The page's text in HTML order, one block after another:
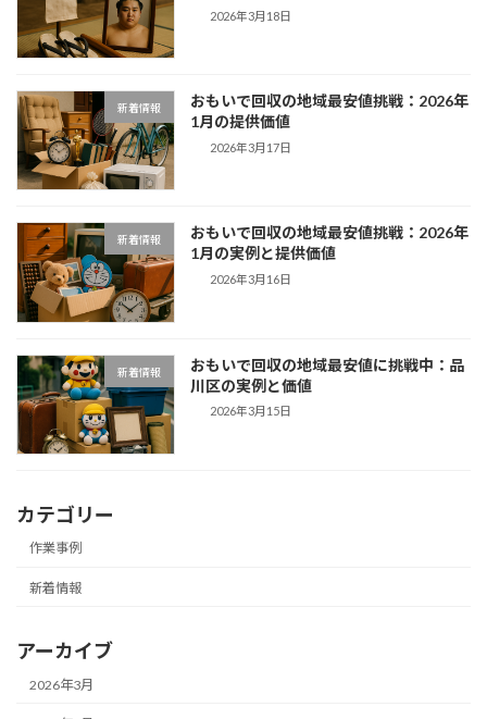
2026年3月18日
新着情報
おもいで回収の地域最安値挑戦：2026年
1月の提供価値
2026年3月17日
新着情報
おもいで回収の地域最安値挑戦：2026年
1月の実例と提供価値
2026年3月16日
新着情報
おもいで回収の地域最安値に挑戦中：品
川区の実例と価値
2026年3月15日
カテゴリー
作業事例
新着情報
アーカイブ
2026年3月